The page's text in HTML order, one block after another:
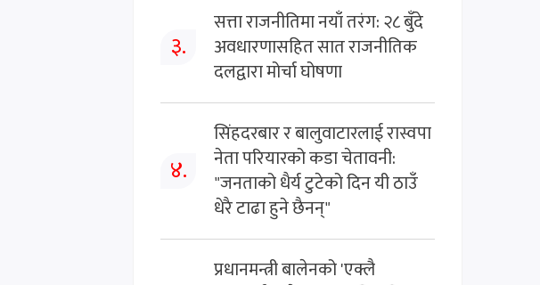
३.
सत्ता राजनीतिमा नयाँ तरंग: २८ बुँदे
अवधारणासहित सात राजनीतिक
दलद्वारा मोर्चा घोषणा
४.
सिंहदरबार र बालुवाटारलाई रास्वपा
नेता परियारको कडा चेतावनी:
"जनताको धैर्य टुटेको दिन यी ठाउँ
धेरै टाढा हुने छैनन्"
प्रधानमन्त्री बालेनको 'एक्लै